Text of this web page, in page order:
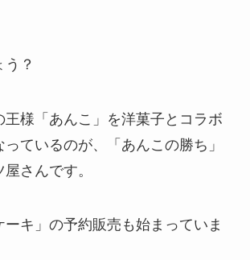
？
王様「あんこ」を洋菓子とコラボ
ているのが、「あんこの勝ち」
さんです。
ーキ」の予約販売も始まっていま